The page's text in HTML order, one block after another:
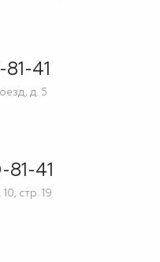
41
д. 5
41
стр. 19